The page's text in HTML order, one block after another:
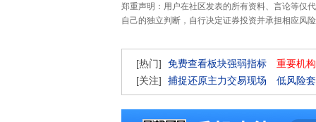
郑重声明：用户在社区发表的所有资料、言论等仅
自己的独立判断，自行决定证券投资并承担相应风
[热门] 免费查看板块强弱指标
重要机
[关注]
捕捉还原主力交易现场 低风险